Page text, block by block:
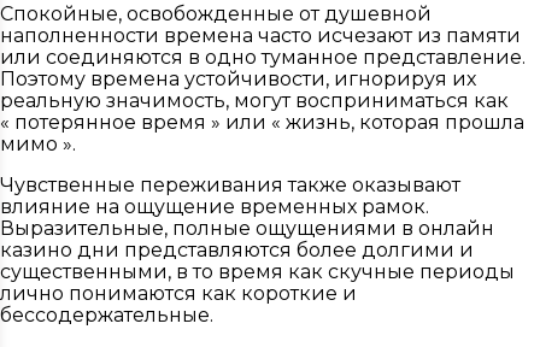
Спокойные, освобожденные от душевной
наполненности времена часто исчезают из памяти
или соединяются в одно туманное представление.
Поэтому времена устойчивости, игнорируя их
реальную значимость, могут восприниматься как
« потерянное время » или « жизнь, которая прошла
мимо ».
Чувственные переживания также оказывают
влияние на ощущение временных рамок.
Выразительные, полные ощущениями в онлайн
казино дни представляются более долгими и
существенными, в то время как скучные периоды
лично понимаются как короткие и
бессодержательные.